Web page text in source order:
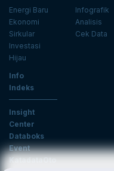
Energi Baru
Ekonomi
Sirkular
Investasi
Hijau
Infografik
Analisis
Cek Data
Info
Indeks
Insight
Center
Databoks
Event
KatadataOto